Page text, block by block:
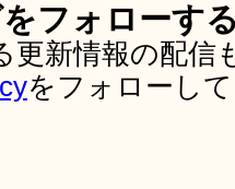
フォローす
更新情報の配
をフォローし